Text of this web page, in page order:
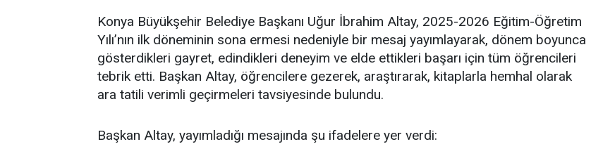
Konya Büyükşehir Belediye Başkanı Uğur İbrahim Altay, 2025-2026 Eğitim-Öğretim
Yılı’nın ilk döneminin sona ermesi nedeniyle bir mesaj yayımlayarak, dönem boyunca
gösterdikleri gayret, edindikleri deneyim ve elde ettikleri başarı için tüm öğrencileri
tebrik etti. Başkan Altay, öğrencilere gezerek, araştırarak, kitaplarla hemhal olarak
ara tatili verimli geçirmeleri tavsiyesinde bulundu.
Başkan Altay, yayımladığı mesajında şu ifadelere yer verdi: